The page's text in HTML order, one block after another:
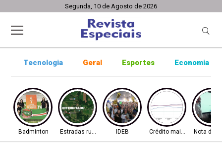
Segunda, 10 de Agosto de 2026
Tecnologia Geral Esportes Economia
Badminton Estradas rurais IDEB Crédito mais difícilNota do